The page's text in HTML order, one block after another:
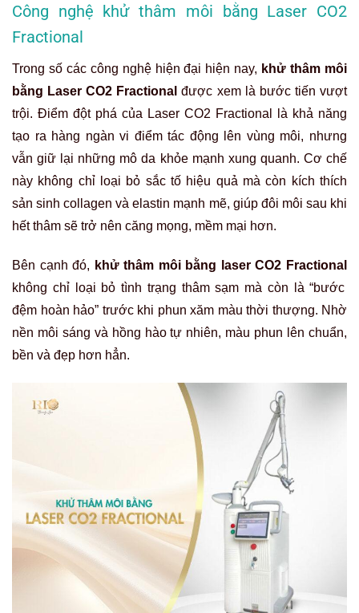
Công nghệ khử thâm môi bằng Laser CO2
Fractional
Trong số các công nghệ hiện đại hiện nay, khử thâm môi
bằng Laser CO2 Fractional được xem là bước tiến vượt
trội. Điểm đột phá của Laser CO2 Fractional là khả năng
tạo ra hàng ngàn vi điểm tác động lên vùng môi, nhưng
vẫn giữ lại những mô da khỏe mạnh xung quanh. Cơ chế
này không chỉ loại bỏ sắc tố hiệu quả mà còn kích thích
sản sinh collagen và elastin mạnh mẽ, giúp đôi môi sau khi
hết thâm sẽ trở nên căng mọng, mềm mại hơn.
Bên cạnh đó, khử thâm môi bằng laser CO2 Fractional
không chỉ loại bỏ tình trạng thâm sạm mà còn là “bước
đệm hoàn hảo” trước khi phun xăm màu thời thượng. Nhờ
nền môi sáng và hồng hào tự nhiên, màu phun lên chuẩn,
bền và đẹp hơn hẳn.